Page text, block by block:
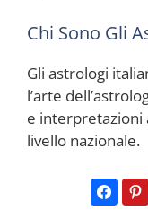
Chi Sono Gli
Gli astrologi
l’arte
e interpretazioni
livello nazionale.